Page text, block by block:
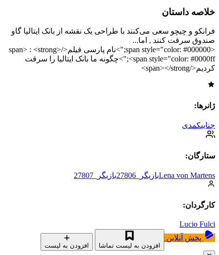
خلاصه داستان
فرانکو و چیچو سعی می‌کنند با طراحی یک نقشه از بانک ایتالیا گاو
صندوق سرقت کنند , اما...
<span style="color: #000000;">نام پارسی فیلم</span> : <strong>
<span style="color: #0000ff;">چگونه ما بانک ایتالیا را سرقت
کردیم</span></strong>
ژانرها:
جناییکمدی
ستارگان:
Lena von Martensبازیگر_27806 بازیگر_27807
کارگردان:
Lucio Fulci
پخش آنلاین
افزودن به لیست تماشا افزودن به لیست